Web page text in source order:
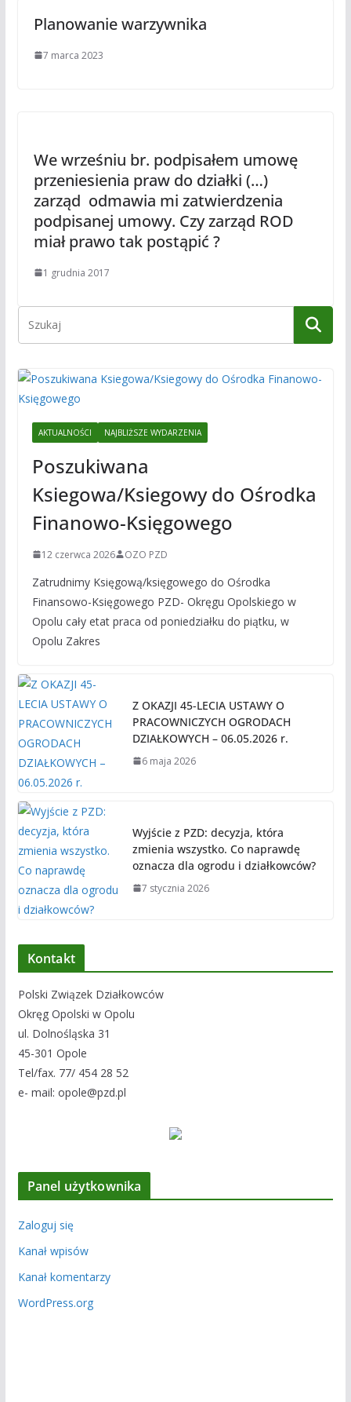
Planowanie warzywnika
7 marca 2023
We wrześniu br. podpisałem umowę
przeniesienia praw do działki (…)
zarząd odmawia mi zatwierdzenia
podpisanej umowy. Czy zarząd ROD
miał prawo tak postąpić ?
1 grudnia 2017
AKTUALNOŚCI NAJBLIŻSZE WYDARZENIA
Poszukiwana
Ksiegowa/Ksiegowy do Ośrodka
Finanowo-Księgowego
12 czerwca 2026 OZO PZD
Zatrudnimy Księgową/księgowego do Ośrodka
Finansowo-Księgowego PZD- Okręgu Opolskiego w
Opolu cały etat praca od poniedziałku do piątku, w
Opolu Zakres
Z OKAZJI 45-LECIA USTAWY O
PRACOWNICZYCH OGRODACH
DZIAŁKOWYCH – 06.05.2026 r.
6 maja 2026
Wyjście z PZD: decyzja, która
zmienia wszystko. Co naprawdę
oznacza dla ogrodu i działkowców?
7 stycznia 2026
Kontakt
Polski Związek Działkowców
Okręg Opolski w Opolu
ul. Dolnośląska 31
45-301 Opole
Tel/fax. 77/ 454 28 52
e- mail: opole@pzd.pl
Panel użytkownika
Zaloguj się
Kanał wpisów
Kanał komentarzy
WordPress.org